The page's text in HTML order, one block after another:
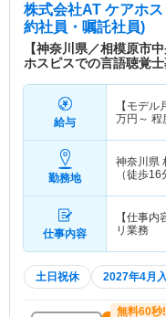
株式会社AT ケアホ
約社員・嘱託社員)
【神奈川県／相模原市
ホスピスでの言語聴覚
給与
【モデル
万円～
勤務地
神奈川県
（徒歩16
仕事内容
【仕事
リ業務
土日祝休 2027年4月